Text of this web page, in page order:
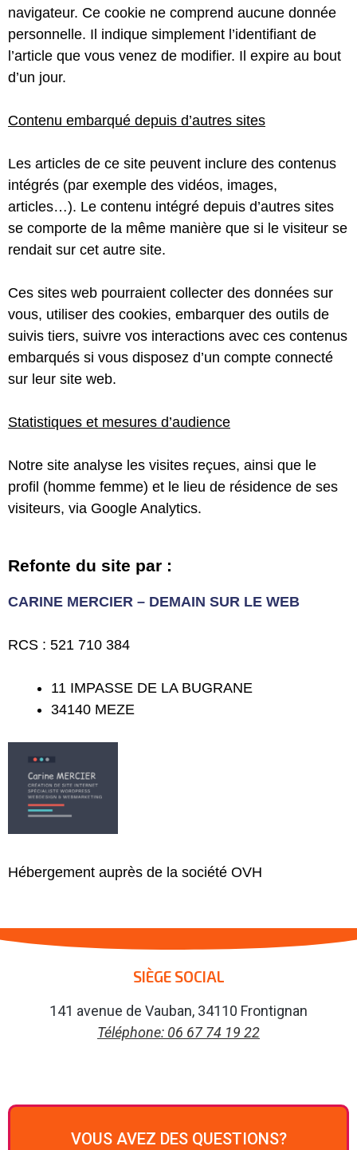
navigateur. Ce cookie ne comprend aucune donnée
personnelle. Il indique simplement l’identifiant de
l’article que vous venez de modifier. Il expire au bout
d’un jour.
Contenu embarqué depuis d’autres sites
Les articles de ce site peuvent inclure des contenus
intégrés (par exemple des vidéos, images,
articles…). Le contenu intégré depuis d’autres sites
se comporte de la même manière que si le visiteur se
rendait sur cet autre site.
Ces sites web pourraient collecter des données sur
vous, utiliser des cookies, embarquer des outils de
suivis tiers, suivre vos interactions avec ces contenus
embarqués si vous disposez d’un compte connecté
sur leur site web.
Statistiques et mesures d’audience
Notre site analyse les visites reçues, ainsi que le
profil (homme femme) et le lieu de résidence de ses
visiteurs, via Google Analytics.
Refonte du site par :
CARINE MERCIER – DEMAIN SUR LE WEB
RCS : 521 710 384
11 IMPASSE DE LA BUGRANE
34140 MEZE
Hébergement auprès de la société OVH
SIÈGE SOCIAL
141 avenue de Vauban, 34110 Frontignan
Téléphone: 06 67 74 19 22
VOUS AVEZ DES QUESTIONS?